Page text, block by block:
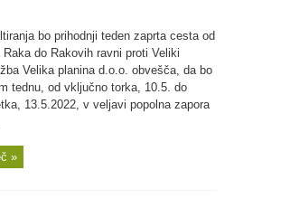
bo prihodnji teden zaprta cesta od
Raka do Rakovih ravni proti Veliki
Velika planina d.o.o. obvešča, da bo
tednu, od vključno torka, 10.5. do
13.5.2022, v veljavi popolna zapora
»